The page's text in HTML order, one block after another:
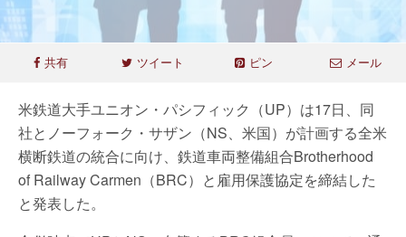
共有 ツイート ピン メール
米鉄道大手ユニオン・パシフィック（UP）は17日、同
社とノーフォーク・サザン（NS、米国）が計画する全米
横断鉄道の統合に向け、鉄道車両整備組合Brotherhood
of Railway Carmen（BRC）と雇用保護協定を締結した
と発表した。